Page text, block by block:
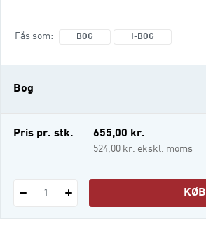
Fås som BOG I-BOG
Bog
i-bog
Pris pr. stk. 655,00 kr.
524,00 kr. ekskl. moms
1 KØB